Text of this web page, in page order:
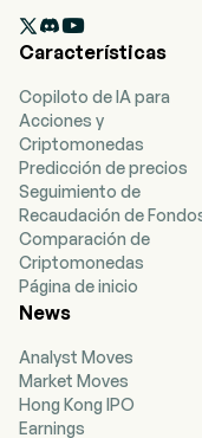

Características
Copiloto de IA para
Acciones y
Criptomonedas
Predicción de precios
Seguimiento de
Recaudación de
Comparación de
Criptomonedas
Página de inicio
News
Analyst Moves
Market Moves
Hong Kong IPO
Earnings